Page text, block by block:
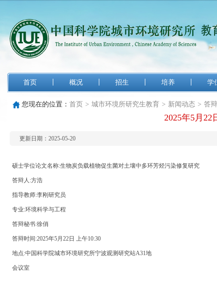
首页 概况 招生 培养 学
您现在的位置： 首页 > 城市环境所研究生教育 > 新闻动态 > 答
2025年5月
更新日期：2025-05-20
硕士学位论文名称:生物炭负载植物促生菌对土壤中多环芳烃污染修复研究
答辩人:方浩
指导教师:李刚研究员
专业:环境科学与工程
答辩秘书:徐俏
答辩时间:2025年5月22日 上午10:30
地点:中国科学院城市环境研究所宁波观测研究站A31地
会议室